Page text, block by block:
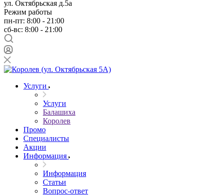
ул. Октябрьская д.5а
Режим работы
пн-пт: 8:00 - 21:00
сб-вс: 8:00 - 21:00
Услуги
Услуги
Балашиха
Королев
Промо
Специалисты
Акции
Информация
Информация
Статьи
Вопрос-ответ